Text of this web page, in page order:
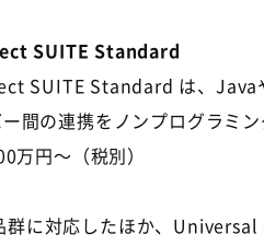
SUITE Standard
SUITE Standard は、Java
間の連携をノンプログラミ
万円～（税別）
群に対応したほか、